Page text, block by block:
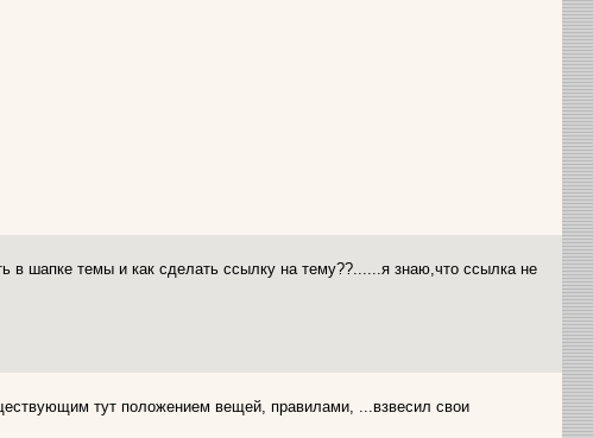
шапке темы и как сделать ссылку на тему??......я знаю,что ссылка не
тут положением вещей, правилами, ...взвесил свои